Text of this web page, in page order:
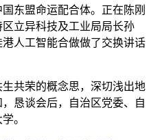
盟命运配合体。正在陈刚
立异科技及工业局局长孙
人工智能合做做了交换讲话
共荣的概念思，深切浅出地
恳谈会后，自治区党委、自
。